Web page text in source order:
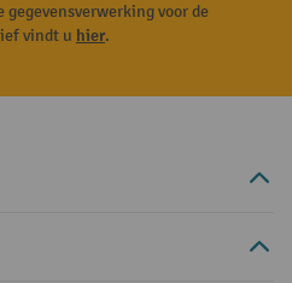
voor de
vindt u hier.